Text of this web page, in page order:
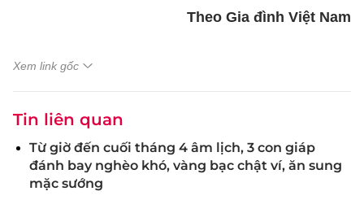
Theo Gia đình Việt Nam
Xem link gốc
Tin liên quan
Từ giờ đến cuối tháng 4 âm lịch, 3 con giáp
đánh bay nghèo khó, vàng bạc chật ví, ăn sung
mặc sướng